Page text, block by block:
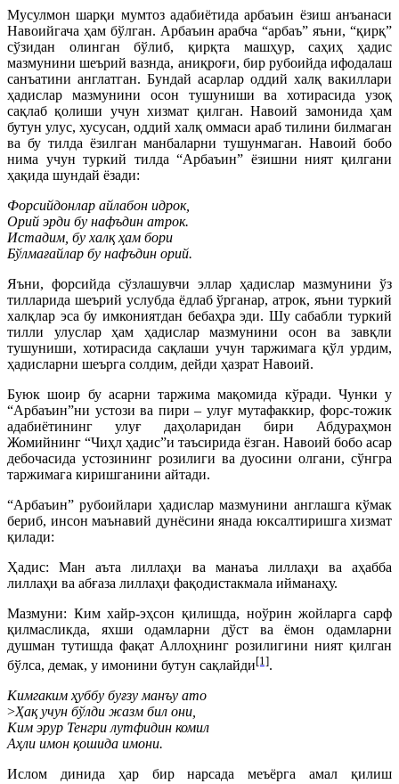
Мусулмон шарқи мумтоз адабиётида арбаъин ёзиш анъанаси
Навоийгача ҳам бўлган. Арбаъин арабча “арбаъ” яъни, “қирқ”
сўзидан олинган бўлиб, қирқта машҳур, саҳиҳ ҳадис
мазмунини шеърий вазнда, аниқроғи, бир рубоийда ифодалаш
санъатини англатган. Бундай асарлар оддий халқ вакиллари
ҳадислар мазмунини осон тушуниши ва хотирасида узоқ
сақлаб қолиши учун хизмат қилган. Навоий замонида ҳам
бутун улус, хусусан, оддий халқ оммаси араб тилини билмаган
ва бу тилда ёзилган манбаларни тушунмаган. Навоий бобо
нима учун туркий тилда “Арбаъин” ёзишни ният қилгани
ҳақида шундай ёзади:
Форсийдонлар айлабон идрок,
Орий эрди бу нафъдин атрок.
Истадим, бу халқ ҳам бори
Бўлмағайлар бу нафъдин орий.
Яъни, форсийда сўзлашувчи эллар ҳадислар мазмунини ўз
тилларида шеърий услубда ёдлаб ўрганар, атрок, яъни туркий
халқлар эса бу имкониятдан бебаҳра эди. Шу сабабли туркий
тилли улуслар ҳам ҳадислар мазмунини осон ва завқли
тушуниши, хотирасида сақлаши учун таржимага қўл урдим,
ҳадисларни шеърга солдим, дейди ҳазрат Навоий.
Буюк шоир бу асарни таржима мақомида кўради. Чунки у
“Арбаъин”ни устози ва пири – улуғ мутафаккир, форс-тожик
адабиётининг улуғ даҳоларидан бири Абдураҳмон
Жомийнинг “Чиҳл ҳадис”и таъсирида ёзган. Навоий бобо асар
дебочасида устозининг розилиги ва дуосини олгани, сўнгра
таржимага киришганини айтади.
“Арбаъин” рубоийлари ҳадислар мазмунини англашга кўмак
бериб, инсон маънавий дунёсини янада юксалтиришга хизмат
қилади:
Ҳадис: Ман аъта лиллаҳи ва манаъа лиллаҳи ва аҳабба
лиллаҳи ва абғаза лиллаҳи фақодистакмала ийманаҳу.
Мазмуни: Ким хайр-эҳсон қилишда, ноўрин жойларга сарф
қилмасликда, яхши одамларни дўст ва ёмон одамларни
душман тутишда фақат Аллоҳнинг розилигини ният қилган
бўлса, демак, у имонини бутун сақлайди[1].
Кимгаким ҳуббу буғзу манъу ато
>Ҳақ учун бўлди жазм бил они,
Ким эрур Тенгри лутфидин комил
Аҳли имон қошида имони.
Ислом динида ҳар бир нарсада меъёрга амал қилиш